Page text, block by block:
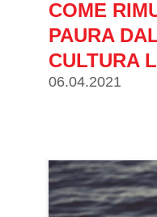
COME
PAURA
CULTURA
06.04.2021